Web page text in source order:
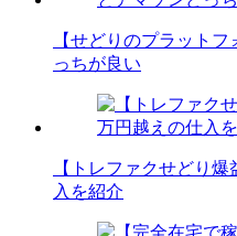
【せどりのプラット
っちが良い
【トレファクせどり
入を紹介